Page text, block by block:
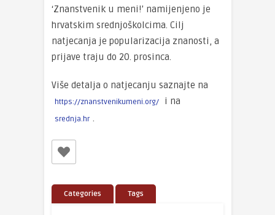
‘Znanstvenik u meni!’ namijenjeno je
hrvatskim srednjoškolcima. Cilj
natjecanja je popularizacija znanosti, a
prijave traju do 20. prosinca.
Više detalja o natjecanju saznajte na
https://znanstvenikumeni.org/ i na
srednja.hr .
Categories Tags